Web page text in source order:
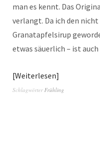
man es kennt. Das
verlangt. Da ich den
Granatapfelsirup
etwas säuerlich – ist
Weiterlesen
SchlagwörterFrühling